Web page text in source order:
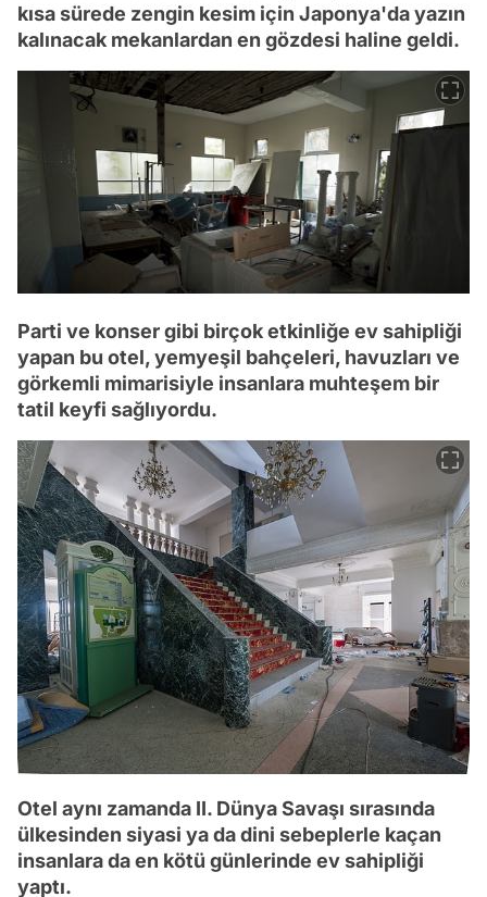
kısa sürede zengin kesim için Japonya'da yazın
kalınacak mekanlardan en gözdesi haline geldi.
Parti ve konser gibi birçok etkinliğe ev sahipliği
yapan bu otel, yemyeşil bahçeleri, havuzları ve
görkemli mimarisiyle insanlara muhteşem bir
tatil keyfi sağlıyordu.
Otel aynı zamanda II. Dünya Savaşı sırasında
ülkesinden siyasi ya da dini sebeplerle kaçan
insanlara da en kötü günlerinde ev sahipliği
yaptı.